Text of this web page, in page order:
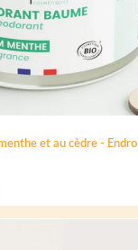
et au cèdre - Endro